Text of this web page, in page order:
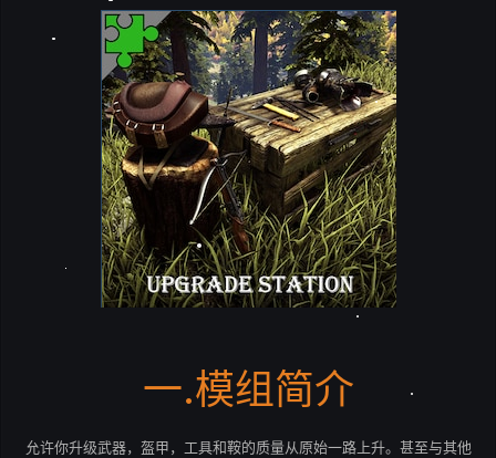
一.模组简介
允许你升级武器，盔甲，工具和鞍的质量从原始一路上升。甚至与其他